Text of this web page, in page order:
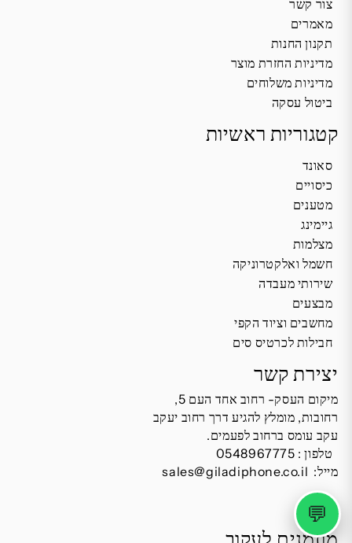
💬
צור קשר
מאמרים
תקנון החנות
מדיניות החזרת מוצר
מדיניות משלוחים
ביטול עסקה
קטגוריות ראשיות
סאונד
כיסויים
מטענים
גיימינג
מצלמות
חשמל ואלקטרוניקה
שירותי מעבדה
מבצעים
מחשבים וציוד הקפי
חבילות לכרטיס סים
יצירת קשר
מיקום העסק- רחוב אחד העם 5,
רחובות, מומלץ להגיע דרך רחוב יעקב
עקב עומס ברחוב לפעמים.
טלפון : 0548967775
מייל: sales@giladiphone.co.il